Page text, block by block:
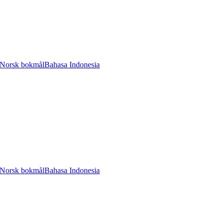
Norsk bokmålBahasa Indonesia
Norsk bokmålBahasa Indonesia